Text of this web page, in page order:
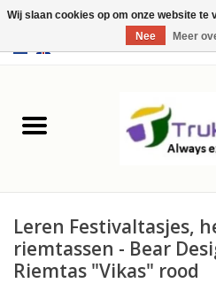
USD
Leer
Merchandise
Leren Festivaltasjes,
riemtassen - Bear
Riemtas "Vikas" rood
Wij slaan cookies op om onze website te
Nee
Meer